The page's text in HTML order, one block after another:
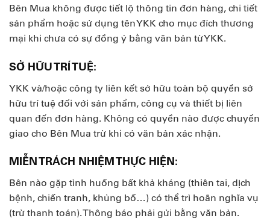
Bên Mua không được tiết lộ thông tin đơn hàng, chi tiết
sản phẩm hoặc sử dụng tên YKK cho mục đích thương
mại khi chưa có sự đồng ý bằng văn bản từ YKK.
SỞ HỮU TRÍ TUỆ:
YKK và/hoặc công ty liên kết sở hữu toàn bộ quyền sở
hữu trí tuệ đối với sản phẩm, công cụ và thiết bị liên
quan đến đơn hàng. Không có quyền nào được chuyển
giao cho Bên Mua trừ khi có văn bản xác nhận.
MIỄN TRÁCH NHIỆM THỰC HIỆN:
Bên nào gặp tình huống bất khả kháng (thiên tai, dịch
bệnh, chiến tranh, khủng bố…) có thể trì hoãn nghĩa vụ
(trừ thanh toán). Thông báo phải gửi bằng văn bản.